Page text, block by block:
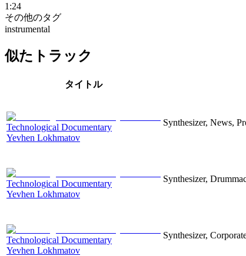
1:24
その他のタグ
instrumental
似たトラック
タイトル
Technological Documentary
Yevhen Lokhmatov
Synthesizer, News,
Technological Documentary
Yevhen Lokhmatov
Synthesizer,
Technological Documentary
Yevhen Lokhmatov
Synthesizer,